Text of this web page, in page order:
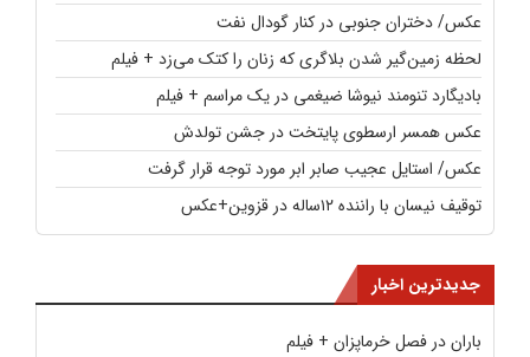
عکس/ دختران جنوبی در کنار گودال نفت
لحظه زمین‌گیر شدن بلاگری که زنان را کتک می‌زد + فیلم
بادیگارد تنومند نیوشا ضیغمی در یک مراسم + فیلم
عکس همسر ارسطوی پایتخت در جشن تولدش
عکس/ استایل عجیب صابر ابر مورد توجه قرار گرفت
توقیف نیسان با راننده ۱۲ساله در قزوین+عکس
جدیدترین اخبار
باران در فصل خرماپزان + فیلم